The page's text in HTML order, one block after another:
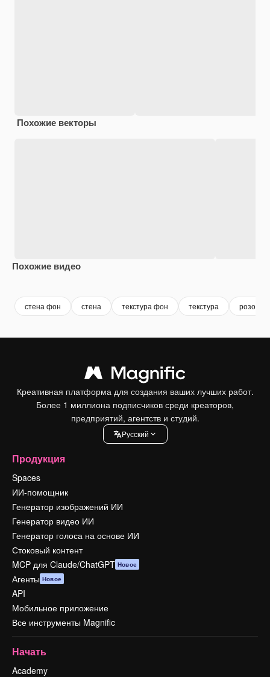
Похожие векторы
Похожие видео
стена фон стена текстура фон текстура розовая
Креативная платформа для создания ваших лучших работ.
Более 1 миллиона подписчиков среди креаторов,
предприятий, агентств и студий.
Pусский
Продукция
Spaces
ИИ-помощник
Генератор изображений ИИ
Генератор видео ИИ
Генератор голоса на основе ИИ
Стоковый контент
MCP для Claude/ChatGPT Новое
Агенты Новое
API
Мобильное приложение
Все инструменты Magnific
Начать
Academy